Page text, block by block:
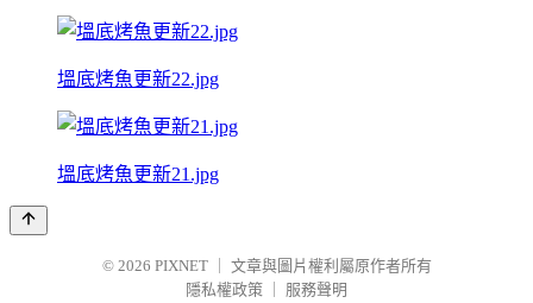
塭底烤魚更新22.jpg
塭底烤魚更新21.jpg
© 2026 PIXNET
文章與圖片權利屬原作者所有
隱私權政策
服務聲明